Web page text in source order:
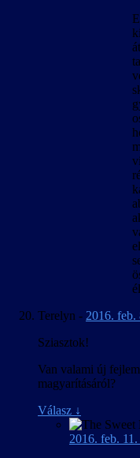
Terelyn - 2016. feb.
Sziasztok!
Van valami új
magyarításáról?
Válasz ↓
2016. feb.